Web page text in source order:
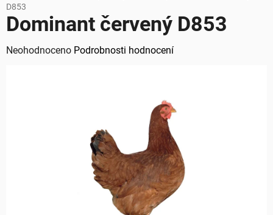
D853
Dominant červený D853
Průměrné
Neohodnoceno Podrobnosti hodnocení